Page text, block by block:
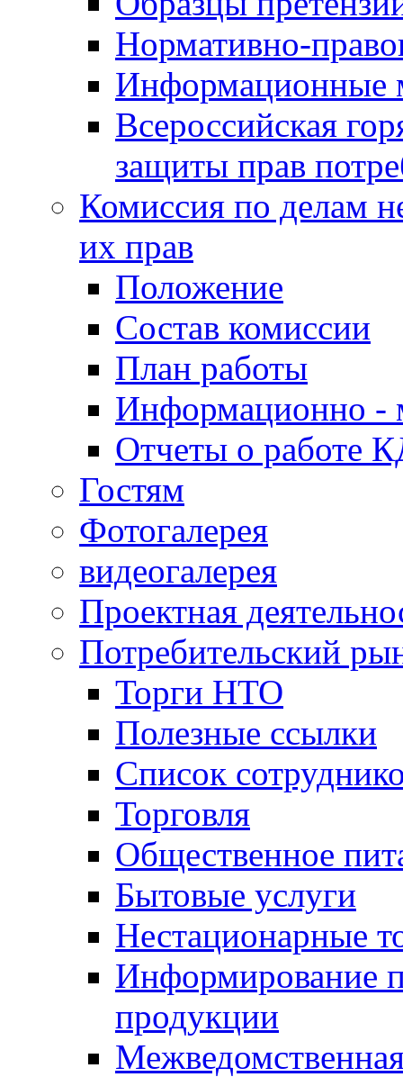
Нормативно-
Информационные
Всероссийская
защиты прав
Комиссия по делам
их прав
Положение
Состав комиссии
План работы
Информационно -
Отчеты о работе
Гостям
Фотогалерея
видеогалерея
Проектная
Потребительский
Торги НТО
Полезные ссылки
Список
Торговля
Общественное
Бытовые услуги
Нестационарные
Информирование
продукции